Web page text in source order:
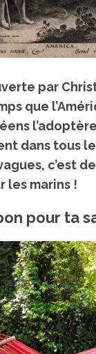
par
que
dans tous
c’est
les marins !
pour ta